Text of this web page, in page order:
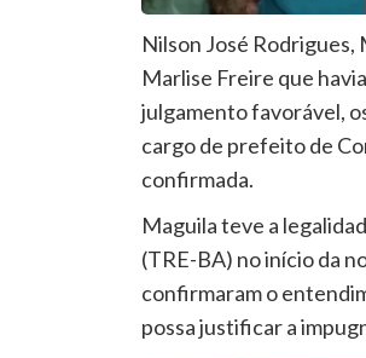
Nilson José Rodrigues,
Marlise Freire que
julgamento favorável,
cargo de prefeito de
confirmada.
Maguila teve a
(TRE-BA) no início da
confirmaram o
possa justificar a